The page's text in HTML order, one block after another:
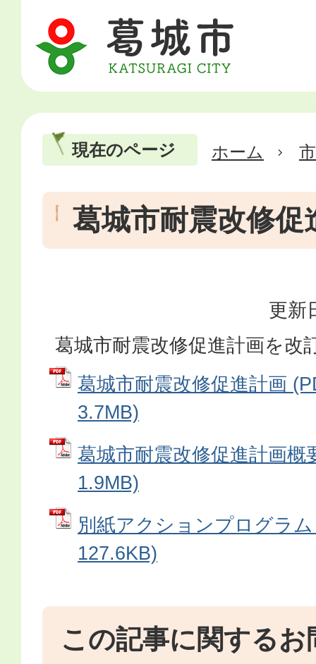
現在のページ ホーム
葛城市耐震改修促
更新
葛城市耐震改修促進計画を改
葛城市耐震改修促進計画
3.7MB)
葛城市耐震改修促進計画
1.9MB)
別紙アクションプログラ
127.6KB)
この記事に関するお